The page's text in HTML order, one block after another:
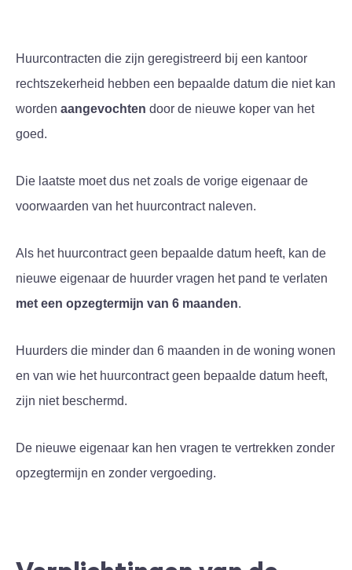
Huurcontracten die zijn geregistreerd bij een kantoor
rechtszekerheid hebben een bepaalde datum die niet kan
worden aangevochten door de nieuwe koper van het
goed.
Die laatste moet dus net zoals de vorige eigenaar de
voorwaarden van het huurcontract naleven.
Als het huurcontract geen bepaalde datum heeft, kan de
nieuwe eigenaar de huurder vragen het pand te verlaten
met een opzegtermijn van 6 maanden.
Huurders die minder dan 6 maanden in de woning wonen
en van wie het huurcontract geen bepaalde datum heeft,
zijn niet beschermd.
De nieuwe eigenaar kan hen vragen te vertrekken zonder
opzegtermijn en zonder vergoeding.